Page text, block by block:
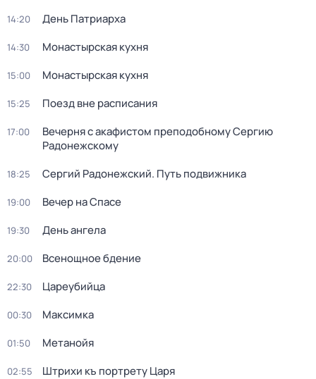
14:20 Дeнь Патриаpха
14:30 Монастырская кухня
15:00 Монастырская кухня
15:25 Поезд вне расписания
17:00
Вечерня с акафистом преподобному Сергию
Радонежскому
18:25 Сергий Радонежский. Путь подвижника
19:00 Вечер на Спасе
19:30 День ангела
20:00 Всенощное бдение
22:30 Цареубийца
00:30 Максимка
01:50 Метанойя
02:55 Штрихи къ портрету Царя